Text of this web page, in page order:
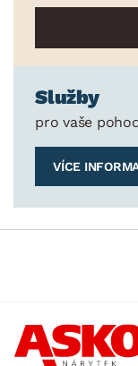
Služby
pro vaše
VÍCE